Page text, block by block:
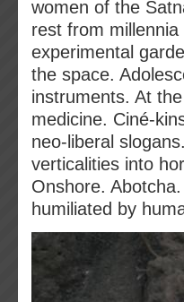
women of the
rest from
experimental
the space.
instruments. At
medicine. Ciné-
neo-liberal
verticalities into
Onshore.
humiliated by